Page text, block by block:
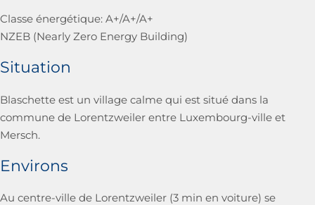
Classe énergétique: A+/A+/A+
NZEB (Nearly Zero Energy Building)
Situation
Blaschette est un village calme qui est situé dans la
commune de Lorentzweiler entre Luxembourg-ville et
Mersch.
Environs
Au centre-ville de Lorentzweiler (3 min en voiture) se